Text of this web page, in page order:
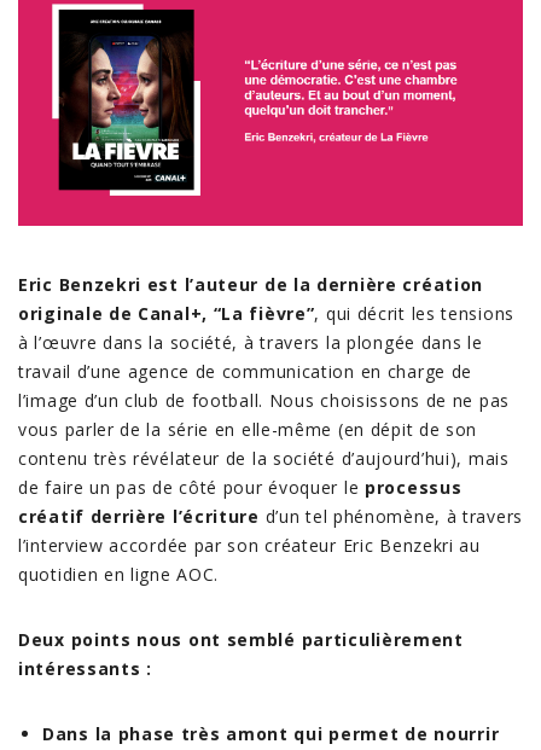
Eric Benzekri est l’auteur de la dernière création
originale de Canal+, “La fièvre”, qui décrit les tensions
à l’œuvre dans la société, à travers la plongée dans le
travail d’une agence de communication en charge de
l’image d’un club de football. Nous choisissons de ne pas
vous parler de la série en elle-même (en dépit de son
contenu très révélateur de la société d’aujourd’hui), mais
de faire un pas de côté pour évoquer le processus
créatif derrière l’écriture d’un tel phénomène, à travers
l’interview accordée par son créateur Eric Benzekri au
quotidien en ligne AOC.
Deux points nous ont semblé particulièrement
intéressants :
Dans la phase très amont qui permet de nourrir